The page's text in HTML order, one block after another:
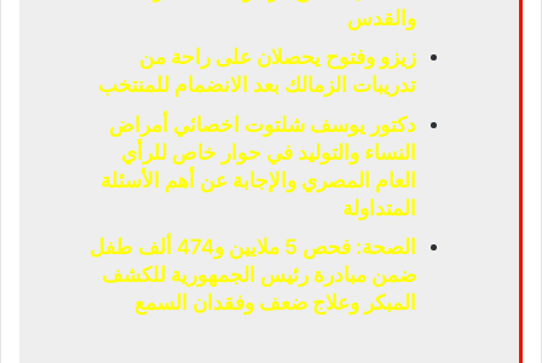
والقدس
زيزو وفتوح يحصلان على راحة من
تدريبات الزمالك بعد الانضمام للمنتخب
دكتور يوسف شلتوت اخصائي أمراض
النساء والتوليد في حوار خاص للرأي
العام المصري والإجابة عن أهم الأسئلة
المتداولة
الصحة: فحص 5 ملايين و474 ألف طفل
ضمن مبادرة رئيس الجمهورية للكشف
المبكر وعلاج ضعف وفقدان السمع